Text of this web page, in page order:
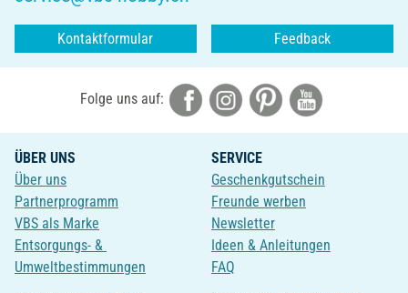
Kontaktformular Feedback
Folge uns auf:
ÜBER UNS
Über uns
Partnerprogramm
VBS als Marke
Entsorgungs- &
Umweltbestimmungen
SERVICE
Geschenkgutschein
Freunde werben
Newsletter
Ideen & Anleitungen
FAQ